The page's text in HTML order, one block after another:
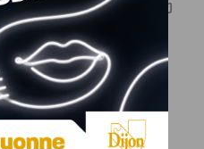
badminton (Badminton Club
(Dijon Mousquetaire).
(Parc Ecoloisirs
Talant VB), beach-
Dijon), marche nordique